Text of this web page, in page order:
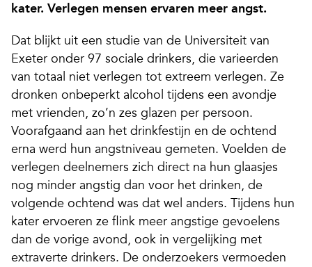
kater. Verlegen mensen ervaren meer angst.
Dat blijkt uit een studie van de Universiteit van
Exeter onder 97 sociale drinkers, die varieerden
van totaal niet verlegen tot extreem verlegen. Ze
dronken onbeperkt alcohol tijdens een avondje
met vrienden, zo’n zes glazen per persoon.
Voorafgaand aan het drinkfestijn en de ochtend
erna werd hun angstniveau gemeten. Voelden de
verlegen deelnemers zich direct na hun glaasjes
nog minder angstig dan voor het drinken, de
volgende ochtend was dat wel anders. Tijdens hun
kater ervoeren ze flink meer angstige gevoelens
dan de vorige avond, ook in vergelijking met
extraverte drinkers. De onderzoekers vermoeden